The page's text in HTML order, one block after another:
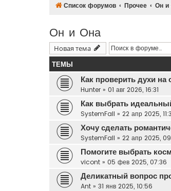
Список форумов Прочее Он и
Он и Она
Новая тема
ТЕМЫ
Как проверить духи на
Hunter » 01 авг 2026, 16:31
Как выбрать
SystemFall » 22 апр 2025,
Хочу сделать
SystemFall » 22 апр 2025,
Помогите выбрать
vicont » 05 фев 2025, 07:36
Деликатный вопрос
Ant » 31 янв 2025, 10:56